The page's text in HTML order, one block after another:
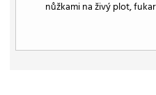
nůžkami na živý plot,